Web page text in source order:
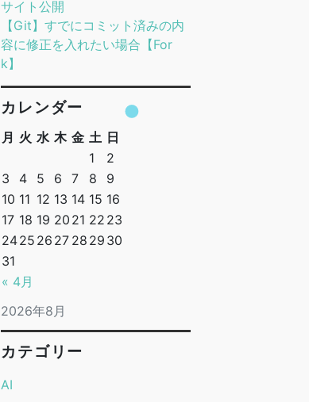
サイト公開
【Git】すでにコミット済みの内
容に修正を入れたい場合【For
k】
カレンダー
2026年8月
月 火 水 木 金 土 日
« 4月
1
2
3
4 5 6 7 8
9
10 11 12 13 14 15 16
17 18 19 20 21 22 23
2425 26 27 28 29 30
31
カテゴリー
AI